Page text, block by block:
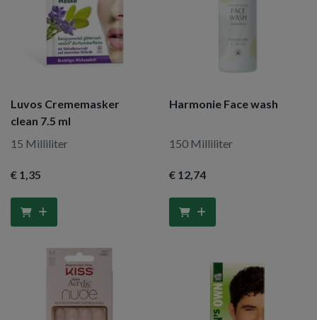
Luvos Crememasker
clean 7.5 ml
15 Milliliter
€ 1,35
Harmonie Face wash
150 Milliliter
€ 12,74